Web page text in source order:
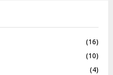
(16)
(10)
(4)